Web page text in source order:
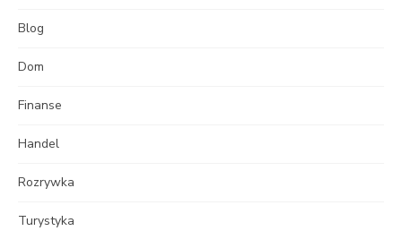
Blog
Dom
Finanse
Handel
Rozrywka
Turystyka